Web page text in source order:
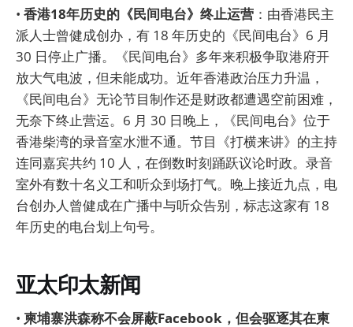
• 香港18年历史的《民间电台》终止运营 ：由香港民主
派人士曾健成创办，有 18 年历史的《民间电台》6 月
30 日停止广播。《民间电台》多年来积极争取港府开
放大气电波，但未能成功。近年香港政治压力升温，
《民间电台》无论节目制作还是财政都遭遇空前困难，
无奈下终止营运。6 月 30 日晚上，《民间电台》位于
香港柴湾的录音室水泄不通。节目《打横来讲》的主持
连同嘉宾共约 10 人，在倒数时刻踊跃议论时政。录音
室外有数十名义工和听众到场打气。晚上接近九点，电
台创办人曾健成在广播中与听众告别，标志这家有 18
年历史的电台划上句号。
亚太印太新闻
• 柬埔寨洪森称不会屏蔽Facebook，但会驱逐其在柬